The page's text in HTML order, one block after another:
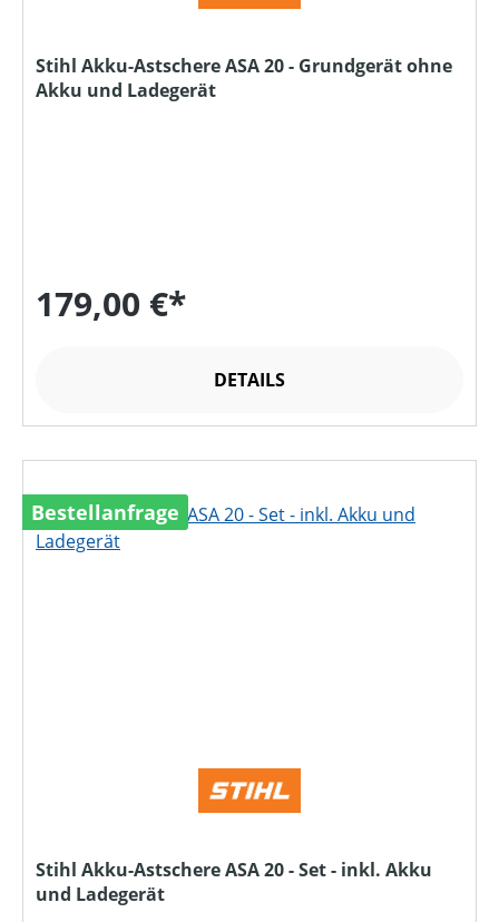
Stihl Akku-Astschere ASA 20 - Grundgerät ohne
Akku und Ladegerät
179,00 €*
DETAILS
Bestellanfrage
Stihl Akku-Astschere ASA 20 - Set - inkl. Akku
und Ladegerät